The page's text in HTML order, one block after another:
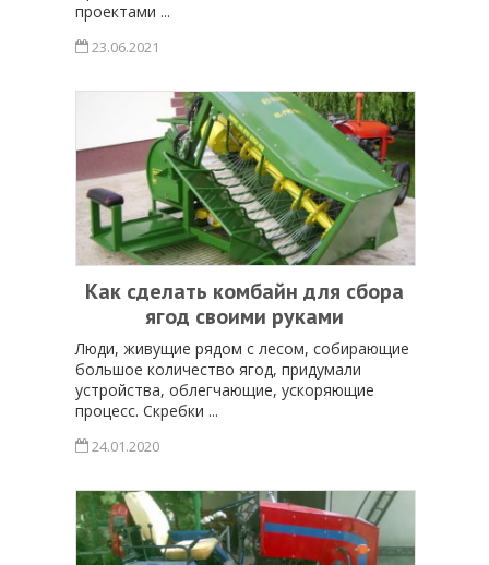
проектами ...
23.06.2021
Как сделать комбайн для сбора
ягод своими руками
Люди, живущие рядом с лесом, собирающие
большое количество ягод, придумали
устройства, облегчающие, ускоряющие
процесс. Скребки ...
24.01.2020